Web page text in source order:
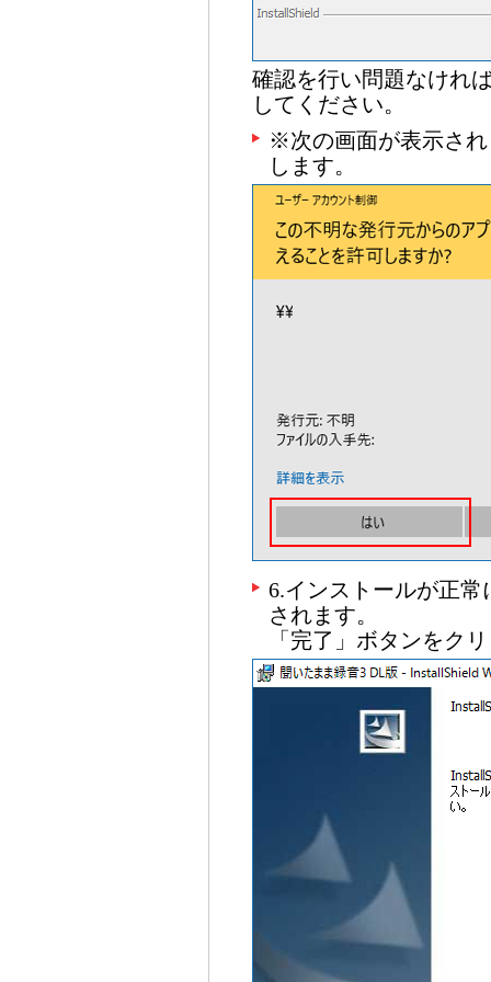
確認を行い問題なけれ
してください。
※次の画面が表示さ
します。
6.インストールが正
されます。
「完了」ボタンをク